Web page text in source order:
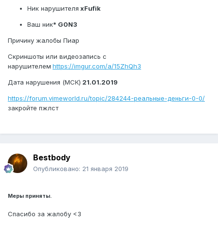
Ник нарушителя xFufik
Ваш ник* G0N3
Причину жалобы Пиар
Скриншоты или видеозапись с
нарушителем https://imgur.com/a/15ZhQh3
Дата нарушения (МСК) 21.01.2019
https://forum.vimeworld.ru/topic/284244-реальные-деньги-0-0/
закройте пжлст
Bestbody
Опубликовано: 21 января 2019
Меры приняты.
Спасибо за жалобу <3